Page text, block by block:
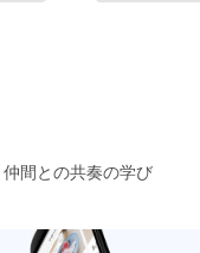
間との共奏の学び